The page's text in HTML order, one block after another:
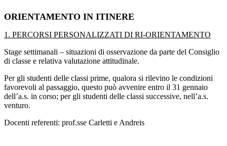
ORIENTAMENTO IN ITINERE
1. PERCORSI PERSONALIZZATI DI RI-ORIENTAMENTO
Stage settimanali – situazioni di osservazione da parte del Consiglio
di classe e relativa valutazione attitudinale.
Per gli studenti delle classi prime, qualora si rilevino le condizioni
favorevoli al passaggio, questo può avvenire entro il 31 gennaio
dell’a.s. in corso; per gli studenti delle classi successive, nell’a.s.
venturo.
Docenti referenti: prof.sse Carletti e Andreis